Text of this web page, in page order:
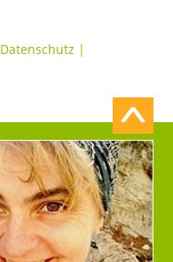
Datenschutz |